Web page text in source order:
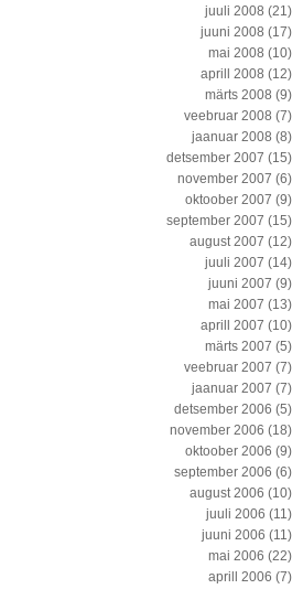
juuli 2008 (21)
juuni 2008 (17)
mai 2008 (10)
aprill 2008 (12)
märts 2008 (9)
veebruar 2008 (7)
jaanuar 2008 (8)
detsember 2007 (15)
november 2007 (6)
oktoober 2007 (9)
september 2007 (15)
august 2007 (12)
juuli 2007 (14)
juuni 2007 (9)
mai 2007 (13)
aprill 2007 (10)
märts 2007 (5)
veebruar 2007 (7)
jaanuar 2007 (7)
detsember 2006 (5)
november 2006 (18)
oktoober 2006 (9)
september 2006 (6)
august 2006 (10)
juuli 2006 (11)
juuni 2006 (11)
mai 2006 (22)
aprill 2006 (7)